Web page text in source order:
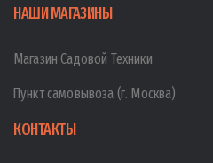
НАШИ МАГАЗИНЫ
Магазин Садовой Техники
Пункт самовывоза (г. Москва)
КОНТАКТЫ